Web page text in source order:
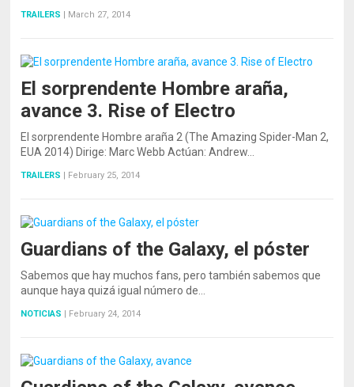
TRAILERS | March 27, 2014
El sorprendente Hombre araña,
avance 3. Rise of Electro
El sorprendente Hombre araña 2 (The Amazing Spider-Man 2,
EUA 2014) Dirige: Marc Webb Actúan: Andrew…
TRAILERS | February 25, 2014
Guardians of the Galaxy, el póster
Sabemos que hay muchos fans, pero también sabemos que
aunque haya quizá igual número de…
NOTICIAS | February 24, 2014